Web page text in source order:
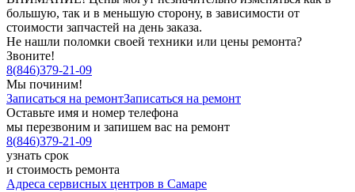
большую, так и в меньшую сторону, в зависимости от
стоимости запчастей на день заказа.
Не нашли поломки своей техники или цены ремонта?
Звоните!
8(846)379-21-09
Мы починим!
Записаться на ремонтЗаписаться на ремонт
Оставьте имя и номер телефона
мы перезвоним и запишем вас на ремонт
8(846)379-21-09
узнать срок
и стоимость ремонта
Адреса сервисных центров в Самаре